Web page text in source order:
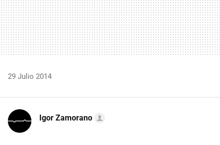
29 Julio 2014
Igor Zamorano